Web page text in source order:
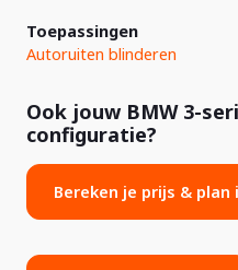
Toepassingen
Autoruiten blinderen
Ook jouw BMW 3-
configuratie?
Bereken je prijs & plan